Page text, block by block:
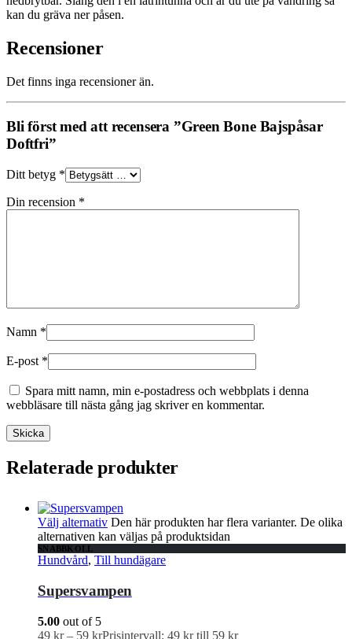
kan du gräva ner påsen.
Recensioner
Det finns inga recensioner än.
Bli först med att recensera ”Green Bone Bajspåsar
Doftfri”
Ditt betyg *
Din recension *
Namn *
E-post *
Spara mitt namn, min e-postadress och webbplats i denna
webbläsare till nästa gång jag skriver en kommentar.
Relaterade produkter
Välj alternativ Den här produkten har flera varianter. De olika
alternativen kan väljas på produktsidan
SNABBKOLL
Hundvård, Till hundägare
Supersvampen
5.00 out of 5
49 kr – 59 krPrisintervall: 49 kr till 59 kr